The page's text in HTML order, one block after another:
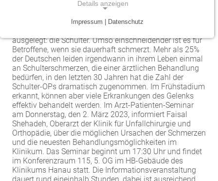
Vereinbarkeit von Beruf und Leben
Mitarbeitervorteile
Kinder- und Jugendmedizin
Neurologie
Psychiatrie und Psychotherapie
Anästhesiologie, operative Intensivmedizin und
Schmerztherapie
Gynäkologie und Geburtshilfe
Hals-, Nase- und Ohren-Erkrankungen
Dermatologie und Allergologie
Alle Kliniken, Fachbereiche und Zentren
Traumazentrum
Tumorzentrum
Viszeralonkologisches Zentrum (Darm, Pankreas)
Vorhofflimmerzentrum
Zentrum für Arbeitsmedizin, Arbeitssicherheit und
Brandschutz
Zentrum für Kinderdiabetes (DDG)
Zentrum für Lymphome und Leukämien
Alle Kliniken, Fachbereiche und Zentren
Patientenfürsprecher
Physiotherapie
Seelsorge
Soziale Dienste
Alle Kliniken, Fachbereiche und Zentren
Hanau, 23. Februar 2023.Sie ist so sehr wie kein
ausgelegt: die Schulter. Umso einschneidender ist es für
Betroffene, wenn sie dauerhaft schmerzt. Mehr als 25%
der Deutschen leiden irgendwann in ihrem Leben einmal
an Schulterschmerzen, die einer ärztlichen Behandlung
bedürfen, in den letzten 30 Jahren hat die Zahl der
Schulter-OPs dramatisch zugenommen. Im Frühstadium
erkannt, können aber viele Erkrankungen des Gelenks
effektiv behandelt werden. Im Arzt-Patienten-Seminar
am Donnerstag, den 2. März 2023, informiert Faisal
Shehadeh, Oberarzt der Klinik für Unfallchirurgie und
Orthopädie, über die möglichen Ursachen der Schmerzen
und die neuesten Behandlungsmöglichkeiten im
Klinikum. Das Seminar beginnt um 17:30 Uhr und findet
im Konferenzraum 115, 5. OG im HB-Gebäude des
Klinikums Hanau statt. Die Informationsveranstaltung
Details anzeigen
Notwendige Cookies ermöglichen grundlegende
Funktionen und sind für die einwandfreie Funktion
der Website erforderlich.
Einverständnis-Cookie
Name:
cookie_consent
Zweck:
Dieser Cookie speichert die ausgewählten
Einverständnis-Optionen des Benutzers
Cookie Laufzeit:
Impressum | Datenschutz